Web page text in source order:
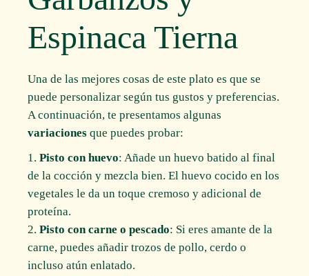
Espinaca Tierna
Una de las mejores cosas de este plato es que se
puede personalizar según tus gustos y preferencias.
A continuación, te presentamos algunas
variaciones que puedes probar:
Pisto con huevo: Añade un huevo batido al final
de la cocción y mezcla bien. El huevo cocido en los
vegetales le da un toque cremoso y adicional de
proteína.
Pisto con carne o pescado: Si eres amante de la
carne, puedes añadir trozos de pollo, cerdo o
incluso atún enlatado.